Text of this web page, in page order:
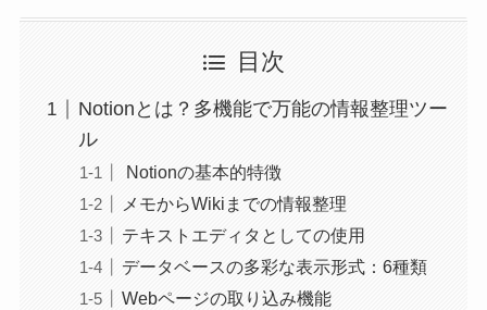
目次
Notionとは？多機能で万能の情報整理ツー
ル
Notionの基本的特徴
メモからWikiまでの情報整理
テキストエディタとしての使用
データベースの多彩な表示形式：6種類
Webページの取り込み機能